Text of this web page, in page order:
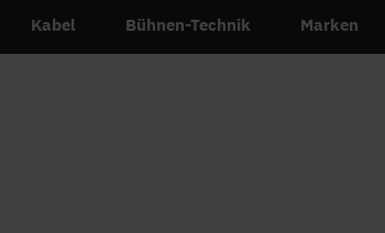
Kabel Bühnen-Technik Marken